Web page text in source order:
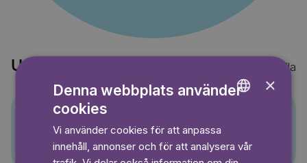
Upptäck också Visa alla
×
Denna webbplats använder
cookies
Vi använder cookies för att anpassa
innehåll, annonser och för att analysera vår